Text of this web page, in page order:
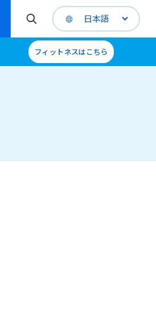
日本語
フィットネスはこちら